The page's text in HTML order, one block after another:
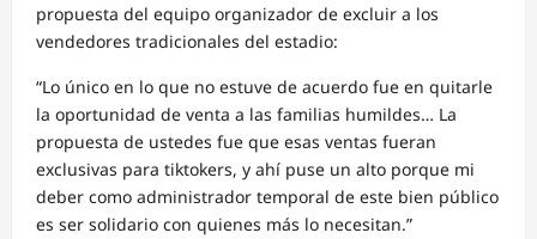
propuesta del equipo organizador de excluir a los
vendedores tradicionales del estadio:
“Lo único en lo que no estuve de acuerdo fue en quitarle
la oportunidad de venta a las familias humildes… La
propuesta de ustedes fue que esas ventas fueran
exclusivas para tiktokers, y ahí puse un alto porque mi
deber como administrador temporal de este bien público
es ser solidario con quienes más lo necesitan.”